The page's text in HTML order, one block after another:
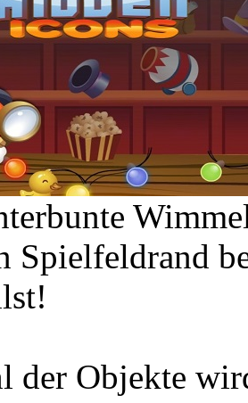
Spielfeldrand
der Objekte